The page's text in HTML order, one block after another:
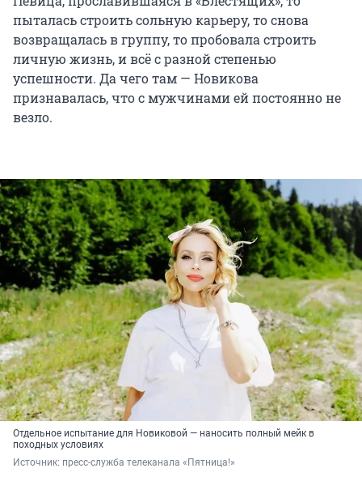
пыталась строить сольную карьеру, то снова
возвращалась в группу, то пробовала строить
личную жизнь, и всё с разной степенью
успешности. Да чего там — Новикова
признавалась, что с мужчинами ей постоянно не
везло.
Отдельное испытание для Новиковой — наносить полный мейк в
походных условиях
Источник: пресс-служба телеканала «Пятница!»